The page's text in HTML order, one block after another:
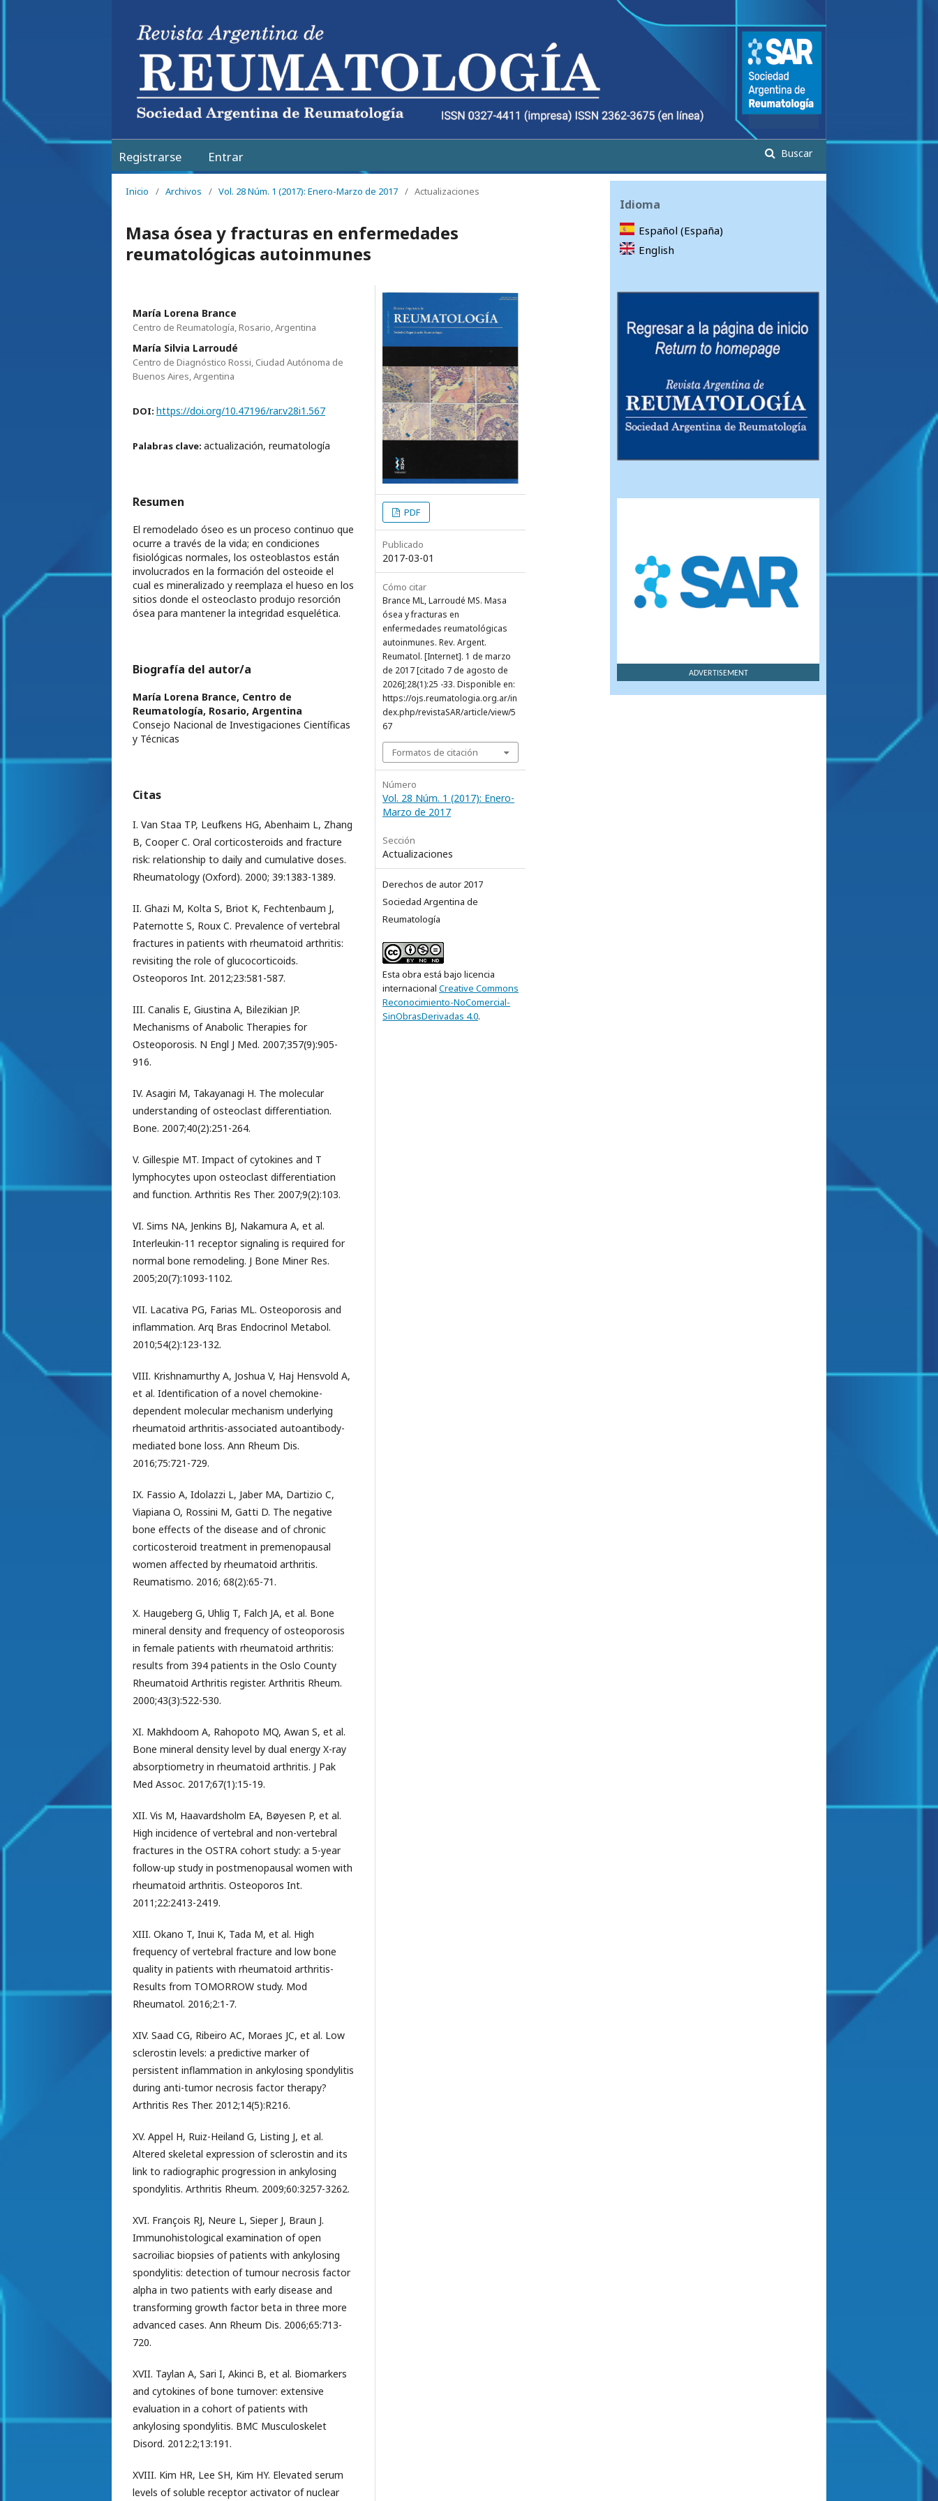
Registrarse Entrar Buscar
Inicio / Archivos / Vol. 28 Núm. 1 (2017): Enero-Marzo de 2017 / Actualizaciones
Masa ósea y fracturas en enfermedades
reumatológicas autoinmunes
María Lorena Brance
Centro de Reumatología, Rosario, Argentina
María Silvia Larroudé
Centro de Diagnóstico Rossi, Ciudad Autónoma de
Buenos Aires, Argentina
DOI: https://doi.org/10.47196/rar.v28i1.567
Palabras clave: actualización, reumatología
Resumen
El remodelado óseo es un proceso continuo que
ocurre a través de la vida; en condiciones
fisiológicas normales, los osteoblastos están
involucrados en la formación del osteoide el
cual es mineralizado y reemplaza el hueso en los
sitios donde el osteoclasto produjo resorción
ósea para mantener la integridad esquelética.
Biografía del autor/a
María Lorena Brance, Centro de
Reumatología, Rosario, Argentina
Consejo Nacional de Investigaciones Científicas
y Técnicas
Citas
I. Van Staa TP, Leufkens HG, Abenhaim L, Zhang
B, Cooper C. Oral corticosteroids and fracture
risk: relationship to daily and cumulative doses.
Rheumatology (Oxford). 2000; 39:1383-1389.
II. Ghazi M, Kolta S, Briot K, Fechtenbaum J,
Paternotte S, Roux C. Prevalence of vertebral
fractures in patients with rheumatoid arthritis:
revisiting the role of glucocorticoids.
Osteoporos Int. 2012;23:581-587.
III. Canalis E, Giustina A, Bilezikian JP.
Mechanisms of Anabolic Therapies for
Osteoporosis. N Engl J Med. 2007;357(9):905-
916.
IV. Asagiri M, Takayanagi H. The molecular
understanding of osteoclast differentiation.
Bone. 2007;40(2):251-264.
V. Gillespie MT. Impact of cytokines and T
lymphocytes upon osteoclast differentiation
and function. Arthritis Res Ther. 2007;9(2):103.
VI. Sims NA, Jenkins BJ, Nakamura A, et al.
Interleukin-11 receptor signaling is required for
normal bone remodeling. J Bone Miner Res.
2005;20(7):1093-1102.
VII. Lacativa PG, Farias ML. Osteoporosis and
inflammation. Arq Bras Endocrinol Metabol.
2010;54(2):123-132.
VIII. Krishnamurthy A, Joshua V, Haj Hensvold A,
et al. Identification of a novel chemokine-
dependent molecular mechanism underlying
rheumatoid arthritis-associated autoantibody-
mediated bone loss. Ann Rheum Dis.
2016;75:721-729.
IX. Fassio A, Idolazzi L, Jaber MA, Dartizio C,
Viapiana O, Rossini M, Gatti D. The negative
bone effects of the disease and of chronic
corticosteroid treatment in premenopausal
women affected by rheumatoid arthritis.
Reumatismo. 2016; 68(2):65-71.
X. Haugeberg G, Uhlig T, Falch JA, et al. Bone
mineral density and frequency of osteoporosis
in female patients with rheumatoid arthritis:
results from 394 patients in the Oslo County
Rheumatoid Arthritis register. Arthritis Rheum.
2000;43(3):522-530.
XI. Makhdoom A, Rahopoto MQ, Awan S, et al.
Bone mineral density level by dual energy X-ray
absorptiometry in rheumatoid arthritis. J Pak
Med Assoc. 2017;67(1):15-19.
XII. Vis M, Haavardsholm EA, Bøyesen P, et al.
High incidence of vertebral and non-vertebral
fractures in the OSTRA cohort study: a 5-year
follow-up study in postmenopausal women with
rheumatoid arthritis. Osteoporos Int.
2011;22:2413-2419.
XIII. Okano T, Inui K, Tada M, et al. High
frequency of vertebral fracture and low bone
quality in patients with rheumatoid arthritis-
Results from TOMORROW study. Mod
Rheumatol. 2016;2:1-7.
XIV. Saad CG, Ribeiro AC, Moraes JC, et al. Low
sclerostin levels: a predictive marker of
persistent inflammation in ankylosing spondylitis
during anti-tumor necrosis factor therapy?
Arthritis Res Ther. 2012;14(5):R216.
XV. Appel H, Ruiz-Heiland G, Listing J, et al.
Altered skeletal expression of sclerostin and its
link to radiographic progression in ankylosing
spondylitis. Arthritis Rheum. 2009;60:3257-3262.
XVI. François RJ, Neure L, Sieper J, Braun J.
Immunohistological examination of open
sacroiliac biopsies of patients with ankylosing
spondylitis: detection of tumour necrosis factor
alpha in two patients with early disease and
transforming growth factor beta in three more
advanced cases. Ann Rheum Dis. 2006;65:713-
720.
XVII. Taylan A, Sari I, Akinci B, et al. Biomarkers
and cytokines of bone turnover: extensive
evaluation in a cohort of patients with
ankylosing spondylitis. BMC Musculoskelet
Disord. 2012:2;13:191.
XVIII. Kim HR, Lee SH, Kim HY. Elevated serum
levels of soluble receptor activator of nuclear
PDF
Publicado
2017-03-01
Cómo citar
Brance ML, Larroudé MS. Masa
ósea y fracturas en
enfermedades reumatológicas
autoinmunes. Rev. Argent.
Reumatol. [Internet]. 1 de marzo
de 2017 [citado 7 de agosto de
2026];28(1):25 -33. Disponible en:
https://ojs.reumatologia.org.ar/in
dex.php/revistaSAR/article/view/5
67
Formatos de citación
Número
Vol. 28 Núm. 1 (2017): Enero-
Marzo de 2017
Sección
Actualizaciones
Derechos de autor 2017
Sociedad Argentina de
Reumatología
Esta obra está bajo licencia
internacional Creative Commons
Reconocimiento-NoComercial-
SinObrasDerivadas 4.0.
Idioma
Español (España)
English
ADVERTISEMENT